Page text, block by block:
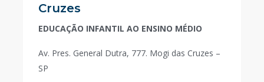
Cruzes
EDUCAÇÃO INFANTIL AO ENSINO MÉDIO
Av. Pres. General Dutra, 777. Mogi das Cruzes –
SP